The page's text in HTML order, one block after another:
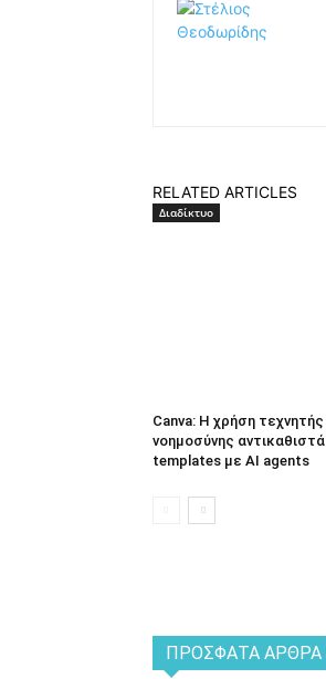
RELATED ARTICLES
Διαδίκτυο
Canva: Η χρήση τεχνητής
νοημοσύνης
templates με AI agents
ΠΡΌΣΦΑΤΑ ΆΡΘΡΑ